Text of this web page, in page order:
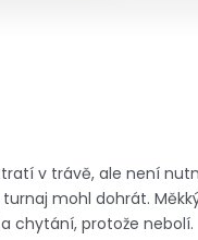
v trávě, ale není
mohl dohrát.
chytání, protože nebolí.